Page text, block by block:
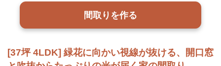
[37坪 4LDK] 緑花に向かい視線が抜ける、開口窓
間取りを作る